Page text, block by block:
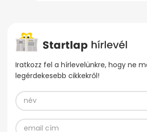
Iratkozz fel a hírlevelünkre, hogy ne
legérdekesebb cikkekről!